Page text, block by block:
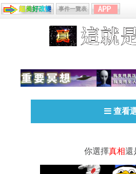
事件一覽表
查看
你選擇真相還